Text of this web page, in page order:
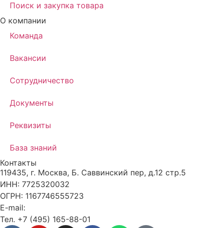
Поиск и закупка товара
О компании
Команда
Вакансии
Сотрудничество
Документы
Реквизиты
База знаний
Контакты
119435, г. Москва, Б. Саввинский пер, д.12 стр.5
ИНН: 7725320032
ОГРН: 1167746555723
E-mail:
Тел. +7 (495) 165-88-01